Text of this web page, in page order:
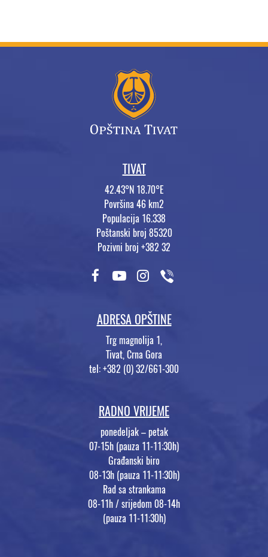
TIVAT
42.43°N 18.70°E
Površina 46 km2
Populacija 16.338
Poštanski broj 85320
Pozivni broj +382 32
ADRESA OPŠTINE
Trg magnolija 1,
Tivat, Crna Gora
tel: +382 (0) 32/661-300
RADNO VRIJEME
ponedeljak – petak
07-15h (pauza 11-11:30h)
Građanski biro
08-13h (pauza 11-11:30h)
Rad sa strankama
08-11h / srijedom 08-14h
(pauza 11-11:30h)